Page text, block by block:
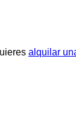
alquilar